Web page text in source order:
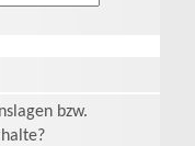
bzw.